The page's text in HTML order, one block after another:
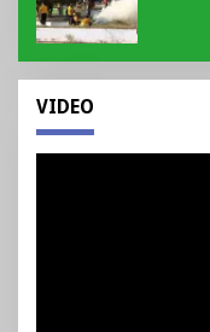
VIDEO